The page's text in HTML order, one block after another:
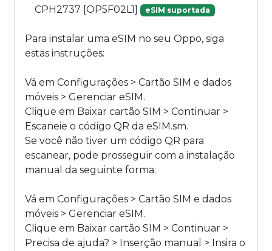
CPH2737 [OP5F02L1] eSIM suportada
Para instalar uma eSIM no seu Oppo, siga
estas instruções:
Vá em Configurações > Cartão SIM e dados
móveis > Gerenciar eSIM.
Clique em Baixar cartão SIM > Continuar >
Escaneie o código QR da eSIM.sm.
Se você não tiver um código QR para
escanear, pode prosseguir com a instalação
manual da seguinte forma:
Vá em Configurações > Cartão SIM e dados
móveis > Gerenciar eSIM.
Clique em Baixar cartão SIM > Continuar >
Precisa de ajuda? > Inserção manual > Insira o